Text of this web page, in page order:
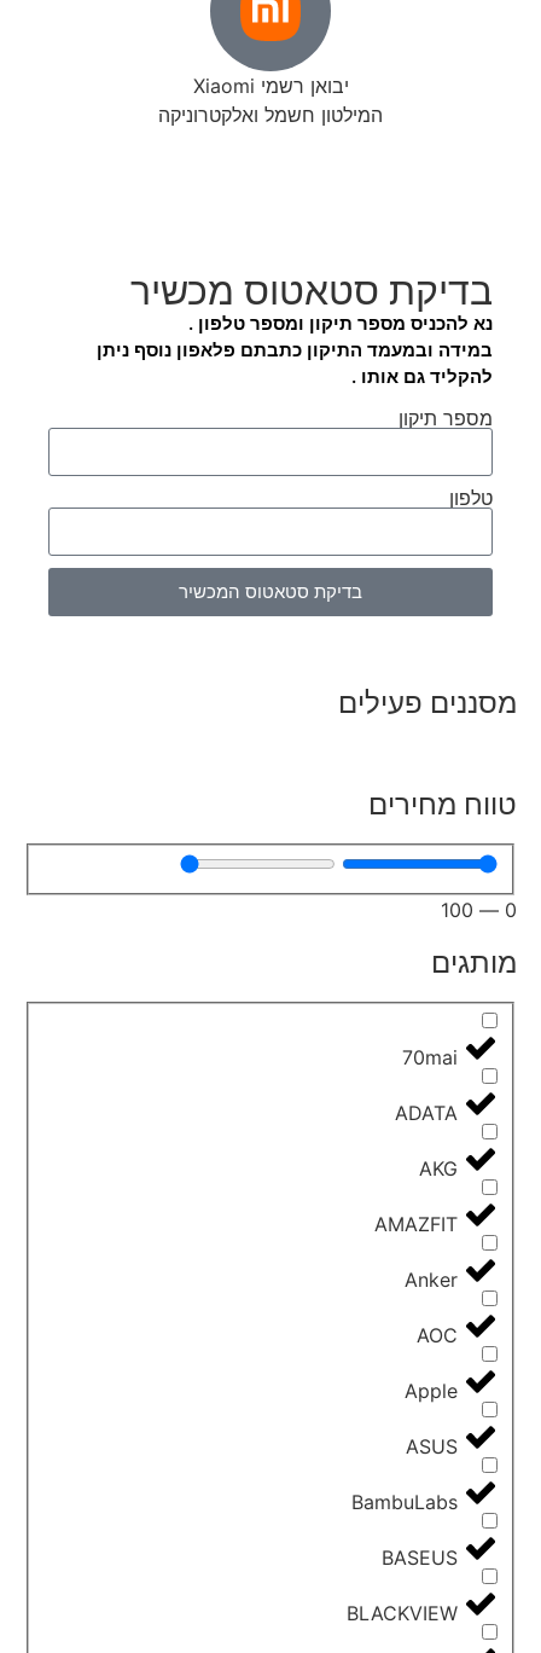
יבואן רשמי Xiaomi
המילטון חשמל ואלקטרוניקה
בדיקת סטאטוס מכשיר
נא להכניס מספר תיקון ומספר טלפון .
במידה ובמעמד התיקון כתבתם פלאפון נוסף ניתן
להקליד גם אותו .
מספר תיקון
טלפון
בדיקת סטאטוס המכשיר
מסננים פעילים
טווח מחירים
0
—
100
מותגים
70mai
ADATA
AKG
AMAZFIT
Anker
AOC
Apple
ASUS
BambuLabs
BASEUS
BLACKVIEW